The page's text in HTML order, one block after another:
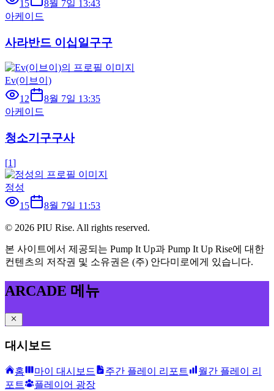
15
8월 7일 13:43
아케이드
사라반드 이십일구구
Ev(이브이)
12
8월 7일 13:35
아케이드
청소기구구사
[1]
정성
15
8월 7일 11:53
© 2026 PIU Rise. All rights reserved.
본 사이트에서 제공되는 Pump It Up과 Pump It Up Rise에 대한
컨텐츠의 저작권 및 소유권은 (주) 안다미로에게 있습니다.
ARCADE 메뉴
대시보드
홈 마이 대시보드 주간 플레이 리포트
월간 플레이 리
포트
플레이어 광장